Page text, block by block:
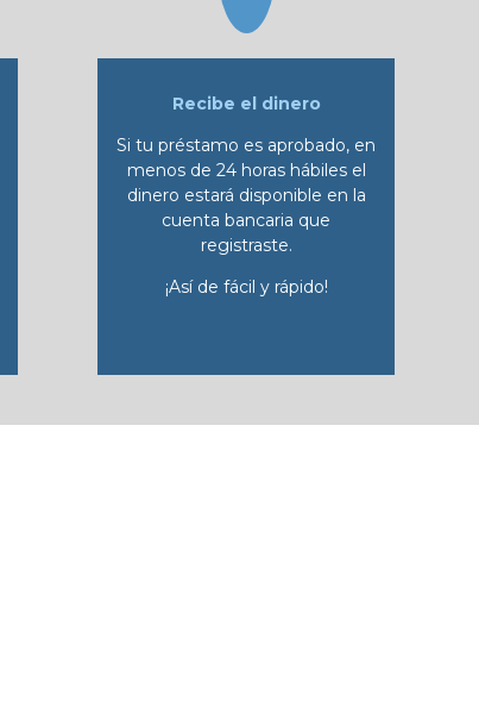
Recibe el dinero
Si tu préstamo es aprobado, en
menos de 24 horas hábiles el
dinero estará disponible en la
cuenta bancaria que
registraste.
¡Así de fácil y rápido!